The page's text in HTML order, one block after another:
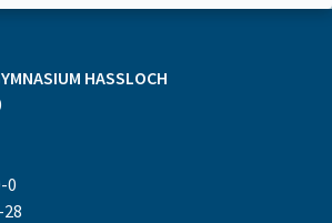
HASSLOCH
0